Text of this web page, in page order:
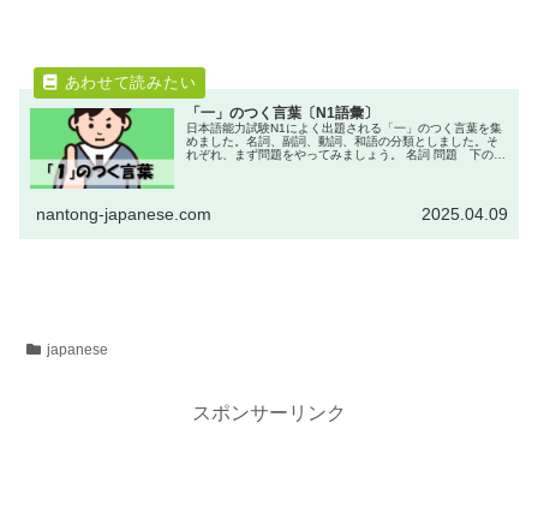
「一」のつく言葉〔N1語彙〕
日本語能力試験N1によく出題される「一」のつく言葉を集
めました。名詞、副詞、動詞、和語の分類としました。そ
れぞれ、まず問題をやってみましょう。 名詞 問題 下の選
nantong-japanese.com 2025.04.09
japanese
スポンサーリンク